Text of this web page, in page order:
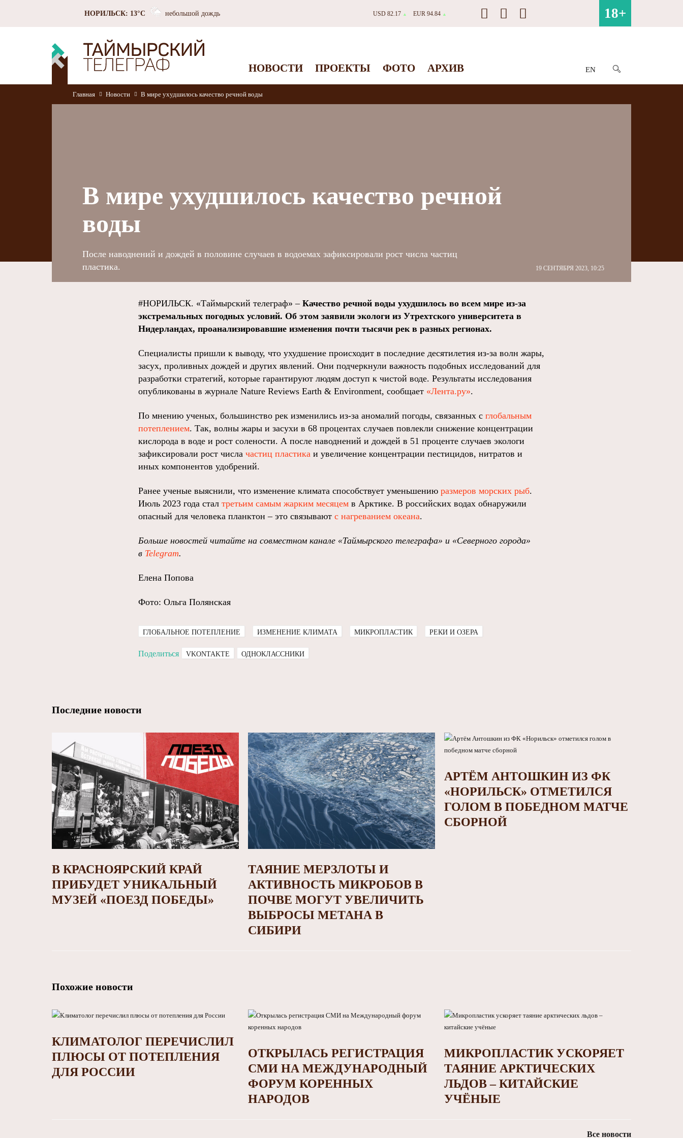
НОРИЛЬСК: 13°C небольшой дождь USD 82.17 ▲ EUR 94.84 ▲ 18+
НОВОСТИ ПРОЕКТЫ ФОТО АРХИВ EN
Главная Новости В мире ухудшилось качество речной воды
В мире ухудшилось качество речной
воды
19 СЕНТЯБРЯ 2023, 10:25
После наводнений и дождей в половине случаев в водоемах зафиксировали рост числа частиц
пластика.
#НОРИЛЬСК. «Таймырский телеграф» – Качество речной воды ухудшилось во всем мире из-за
экстремальных погодных условий. Об этом заявили экологи из Утрехтского университета в
Нидерландах, проанализировавшие изменения почти тысячи рек в разных регионах.
Специалисты пришли к выводу, что ухудшение происходит в последние десятилетия из-за волн жары,
засух, проливных дождей и других явлений. Они подчеркнули важность подобных исследований для
разработки стратегий, которые гарантируют людям доступ к чистой воде. Результаты исследования
опубликованы в журнале Nature Reviews Earth & Environment, сообщает «Лента.ру».
По мнению ученых, большинство рек изменились из-за аномалий погоды, связанных с глобальным
потеплением. Так, волны жары и засухи в 68 процентах случаев повлекли снижение концентрации
кислорода в воде и рост солености. А после наводнений и дождей в 51 проценте случаев экологи
зафиксировали рост числа частиц пластика и увеличение концентрации пестицидов, нитратов и
иных компонентов удобрений.
Ранее ученые выяснили, что изменение климата способствует уменьшению размеров морских рыб.
Июль 2023 года стал третьим самым жарким месяцем в Арктике. В российских водах обнаружили
опасный для человека планктон – это связывают с нагреванием океана.
Больше новостей читайте на совместном канале «Таймырского телеграфа» и «Северного города»
в Telegram.
Елена Попова
Фото: Ольга Полянская
ГЛОБАЛЬНОЕ ПОТЕПЛЕНИЕ ИЗМЕНЕНИЕ КЛИМАТА МИКРОПЛАСТИК РЕКИ И ОЗЕРА
Поделиться VKONTAKTE ОДНОКЛАССНИКИ
Последние новости
В КРАСНОЯРСКИЙ КРАЙ
ПРИБУДЕТ УНИКАЛЬНЫЙ
МУЗЕЙ «ПОЕЗД ПОБЕДЫ»
ТАЯНИЕ МЕРЗЛОТЫ И
АКТИВНОСТЬ МИКРОБОВ В
ПОЧВЕ МОГУТ УВЕЛИЧИТЬ
ВЫБРОСЫ МЕТАНА В
СИБИРИ
АРТЁМ АНТОШКИН ИЗ ФК
«НОРИЛЬСК» ОТМЕТИЛСЯ
ГОЛОМ В ПОБЕДНОМ МАТЧЕ
СБОРНОЙ
Похожие новости
КЛИМАТОЛОГ ПЕРЕЧИСЛИЛ
ПЛЮСЫ ОТ ПОТЕПЛЕНИЯ
ДЛЯ РОССИИ
ОТКРЫЛАСЬ РЕГИСТРАЦИЯ
СМИ НА МЕЖДУНАРОДНЫЙ
ФОРУМ КОРЕННЫХ
НАРОДОВ
МИКРОПЛАСТИК УСКОРЯЕТ
ТАЯНИЕ АРКТИЧЕСКИХ
ЛЬДОВ – КИТАЙСКИЕ
УЧЁНЫЕ
Все новости